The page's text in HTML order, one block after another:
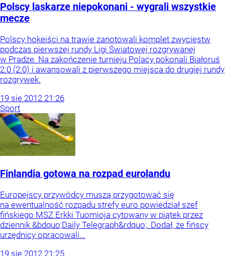
Polscy laskarze niepokonani - wygrali wszystkie
mecze
Polscy hokeiści na trawie zanotowali komplet zwycięstw
podczas pierwszej rundy Ligi Światowej rozgrywanej
w Pradze. Na zakończenie turnieju Polacy pokonali Białoruś
2:0 (2:0) i awansowali z pierwszego miejsca do drugiej rundy
rozgrywek.
19 sie 2012 21:26
Sport
Finlandia gotowa na rozpad eurolandu
Europejscy przywódcy muszą przygotować się
na ewentualność rozpadu strefy euro powiedział szef
fińskiego MSZ Erkki Tuomioja cytowany w piątek przez
dziennik &bdquo;Daily Telegraph&rdquo;. Dodał, że fińscy
urzędnicy opracowali...
19 sie 2012 21:25